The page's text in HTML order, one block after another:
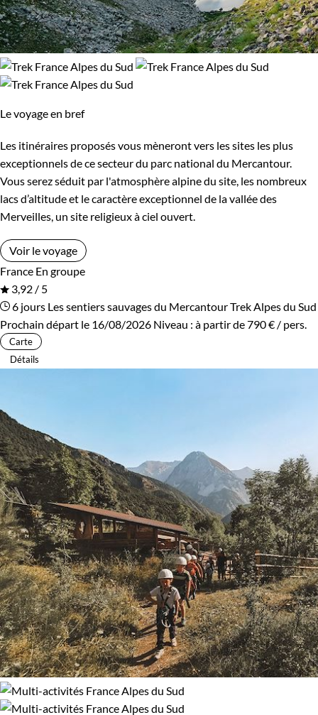
Le voyage en bref
Les itinéraires proposés vous mèneront vers les sites les plus
exceptionnels de ce secteur du parc national du Mercantour.
Vous serez séduit par l'atmosphère alpine du site, les nombreux
lacs d’altitude et le caractère exceptionnel de la vallée des
Merveilles, un site religieux à ciel ouvert.
Voir le voyage
France En groupe
3,92 / 5
6 jours Les sentiers sauvages du MercantourTrek Alpes du Sud
Prochain départ le 16/08/2026 Niveau : à partir de790 € / pers.
Carte
Détails